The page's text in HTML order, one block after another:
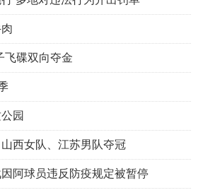
飞碟双向夺金
园
西女队、江苏男队夺冠
阿球员违反防疫规定被暂停